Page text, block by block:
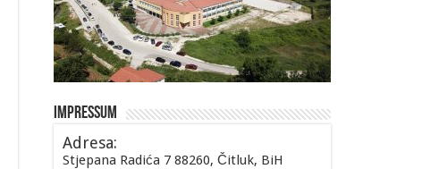
Impressum
Adresa:
Stjepana Radića 7 88260, Čitluk, BiH